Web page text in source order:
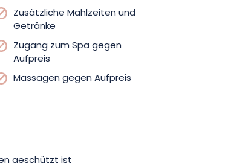
der Zeit verführen und
Aufenthalt im Dôme des 2
der Mosel wartet nur auf Sie!
Zusätzliche Mahlzeiten und
Getränke
Zugang zum Spa gegen
Aufpreis
Massagen gegen Aufpreis